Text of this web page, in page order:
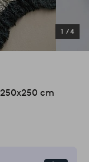
1 /4
cm